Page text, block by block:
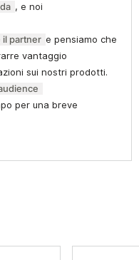
, e noi
il partner e pensiamo che
vantaggio
sui nostri prodotti.
per una breve